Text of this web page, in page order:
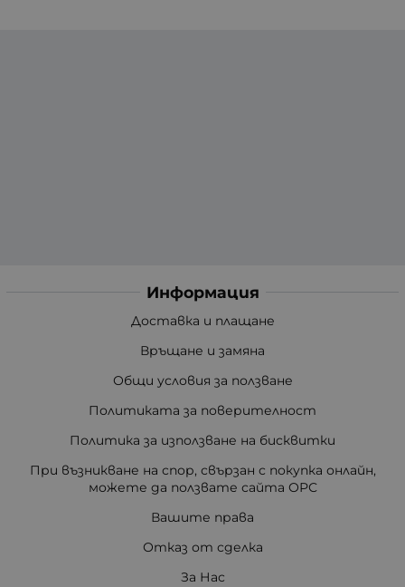
Информация
Доставка и плащане
Връщане и замяна
Общи условия за ползване
Политиката за поверителност
Политика за използване на бисквитки
При възникване на спор, свързан с покупка онлайн,
можете да ползвате сайта ОРС
Вашите права
Отказ от сделка
За Нас